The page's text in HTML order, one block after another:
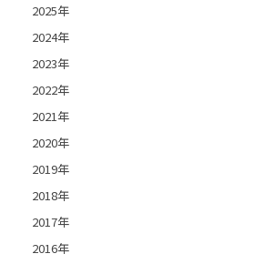
2025年
2024年
2023年
2022年
2021年
2020年
2019年
2018年
2017年
2016年